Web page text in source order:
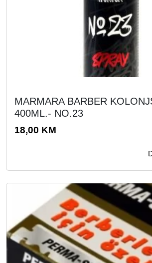
MARMARA BARBER
400ML.- NO.23
18,00 KM